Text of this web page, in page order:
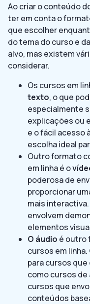
Ao criar o conteúdo
ter em conta o
que escolher
do tema do curso e
alvo, mas existem
considerar.
Os cursos em
texto, o que
especialmente
explicações ou
e o fácil acesso
escolha ideal
Outro formato
em linha é o
poderosa de
proporcionar
mais
envolvem
elementos
O áudio é outro
cursos em
para cursos
como cursos de
cursos que
conteúdos